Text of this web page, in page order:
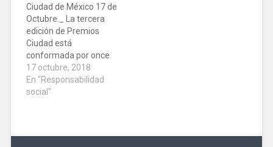
Ciudad de México 17 de
Octubre._ La tercera
edición de Premios
Ciudad está
conformada por once
categorías en
competencia que
buscan reconocer
17 octubre, 2018
En "Responsabilidad
social"